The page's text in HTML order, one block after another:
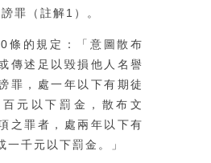
罪（註解1）。
條的規定：「意圖散布
傳述足以毀損他人名譽
罪，處一年以下有期徒
元以下罰金，散布文
之罪者，處兩年以下有
一千元以下罰金。」